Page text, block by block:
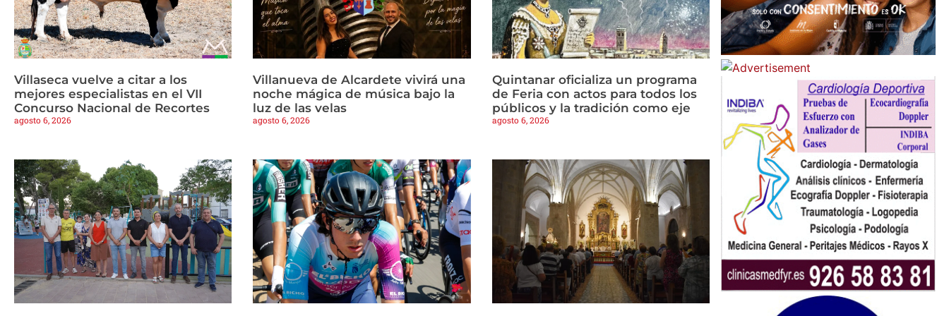
Villaseca vuelve a citar a los
mejores especialistas en el VII
Concurso Nacional de Recortes
agosto 6, 2026
Villanueva de Alcardete vivirá una
noche mágica de música bajo la
luz de las velas
agosto 6, 2026
Quintanar oficializa un programa
de Feria con actos para todos los
públicos y la tradición como eje
agosto 6, 2026